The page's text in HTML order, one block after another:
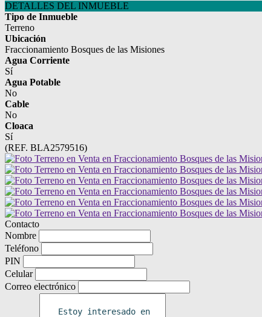
DETALLES DEL INMUEBLE
Tipo de Inmueble
Terreno
Ubicación
Fraccionamiento Bosques de las Misiones
Agua Corriente
Sí
Agua Potable
No
Cable
No
Cloaca
Sí
(REF. BLA2579516)
Contacto
Nombre
Teléfono
PIN
Celular
Correo electrónico